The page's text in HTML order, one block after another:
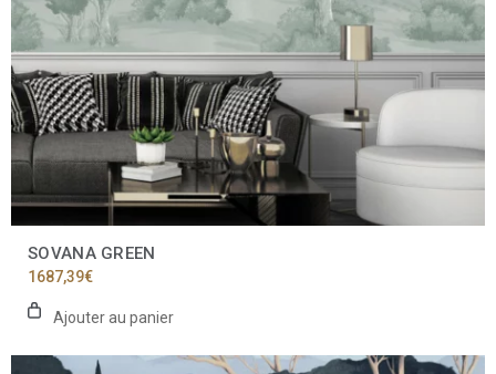
SOVANA GREEN
1687,39€
Ajouter au panier